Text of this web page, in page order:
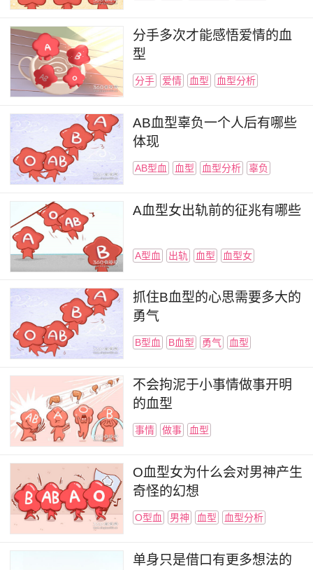
分手多次才能感悟爱情的血
型
分手 爱情 血型 血型分析
AB血型辜负一个人后有哪些
体现
AB型血 血型 血型分析 辜负
A血型女出轨前的征兆有哪些
A型血 出轨 血型 血型女
抓住B血型的心思需要多大的
勇气
B型血 B血型 勇气 血型
不会拘泥于小事情做事开明
的血型
事情 做事 血型
O血型女为什么会对男神产生
奇怪的幻想
O型血 男神 血型 血型分析
单身只是借口有更多想法的